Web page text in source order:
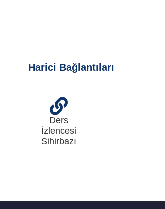
Harici Bağlantıları
Ders
İzlencesi
Sihirbazı